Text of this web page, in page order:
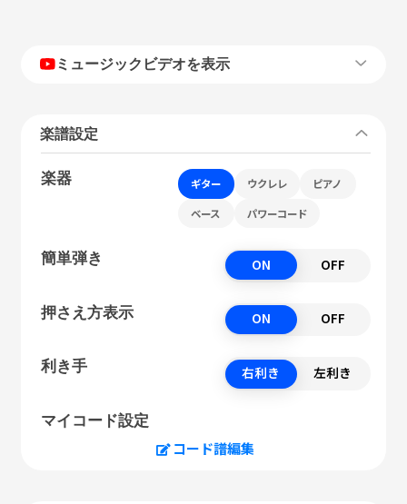
ミュージックビデオを表示
楽譜設定
楽器 ギター ウクレレ ピアノ
ベース パワーコード
簡単弾き ON OFF
押さえ方表示 ON OFF
利き手 右利き 左利き
マイコード設定
コード譜編集